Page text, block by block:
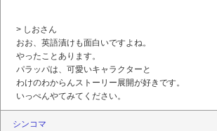
> しおさん
おお、英語漬けも面白いですよね。
やったことあります。
パラッパは、可愛いキャラクターと
わけのわからんストーリー展開が好きです。
いっぺんやてみてください。
シンコマ